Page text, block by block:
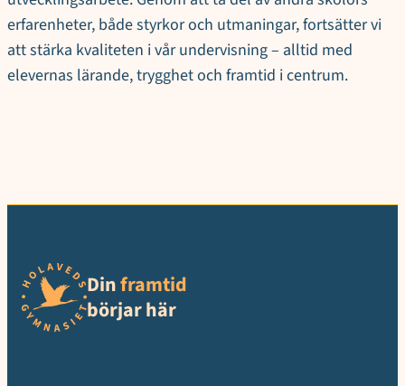
erfarenheter, både styrkor och utmaningar, fortsätter vi
att stärka kvaliteten i vår undervisning – alltid med
elevernas lärande, trygghet och framtid i centrum.
Dinframtid
börjar här